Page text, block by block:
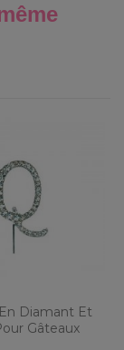
Diamant Et
Gâteaux